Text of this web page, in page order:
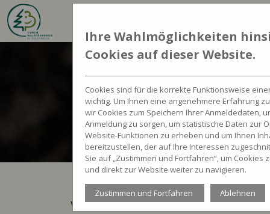
WALDKINDERGÄRTEN
Ihre Wahlmöglichkeiten
Cookies auf dieser Website.
Cookies sind für die korrekte Funktionsweise
wichtig. Um Ihnen eine angenehmere Erfahrung
wir Cookies zum Speichern Ihrer Anmeldedaten,
Anmeldung zu sorgen, um statistische Daten zur
Website-Funktionen zu erheben und um Ihnen
bereitzustellen, der auf Ihre Interessen
Sie auf „Zustimmen und Fortfahren“, um Cookies
und direkt zur Website weiter zu navigieren.
Zustimmen und Fortfahren Ablehnen